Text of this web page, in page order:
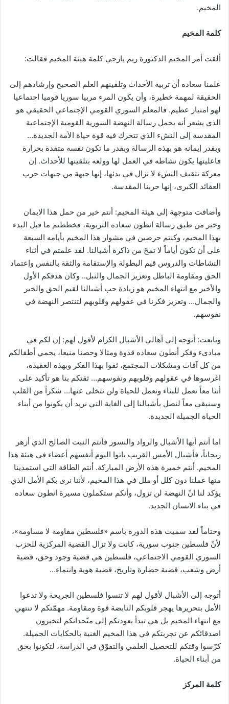
المخيم.
كلمة المخيم
ألقت أمر المخيم الدكتورة ريم يازجي كلمة هيئة المخيم فقالت:
علمنا سعاده أن تربية الأحداث وتلقينهم العلم الصحيح وإرشادهم إلى
الحقيقة لمهمة خطيرة، وأن يكون المرء مربيا سوريا قوميا اجتماعيا
لهو امتياز عظيم. فالمعلم السوري القومي الإجتماعي الحقيقي هو
الذي يشعر أنه يحمل رسالة النهضة السورية القومية الإجتماعية
المقدسة إلى النشء الذي تتحرك فيه قوة حياة الأمة الجديدة…
وبقدر إيمانه هو بهذه الرسالة وبقدر ما تكون نفسه متقدة بحرارة
فاعليتها يكون نشاطه في العمل لها وولعه بتلقينها للأحداث. إن
معركة تثقيف النشء لا تزال في بدئها، إنها جبهة من جبهات حرب
العقائد الكبرى، إنها حربنا المقدسة.
وأضافت متوجهة إلى هيئة المخيم: أنتم خير من حمل هذا الايمان
وخير من طبق رسالة انطون سعاده التربوية، فخططتم ما قبل البدء
بهذا المخيم، وكنتم حرصين في مشوار هذا المخيم بأيامه السبعة
على أن تكون أياماً لا تمحَ من ذاكرة أشبالنا. لقد علمتم في أثناء
النشاطات والدروس قيم البطولة والإستقامة والثقة بالنفس وإعتماد
الحق ومقاومة الباطل وتعزيز الجمال والنبل.. وكان هدفكم الأول
والأخير مع انتهاء المخيم هو زيادة حب أشبالنا لقيم الحق والخير
والجمال… وتعزيز فكرنا في عقولهم وقلوبهم لتنتصر النهضة في
نفوسهم.
وتابعت: أتوجه إلى أهالي الأشبال الكرام لأقول لهم: إن لكم في
مبادىء وفكر أنطون سعاده قدوة ومثالا وحصنا منيعا، يحمي أطفالكم
من كل آفات ومشكلات المجتمع، ثقوا بهذا الفكر وبهذه العقيدة،
اغرسوها في عقولهم وقلوبهم ونفوسهم… ثقتكم بنا هو تأكيد على
أننا معاً نعمل للبناء ونعمل للحياة ولن نتخلى عنها… شكراً من القلب
وسنبقى معاً لنصل بأشبالنا إلى الغاية التي نريد أن يكونوا من أبناء
الحياة الجميلة الجديدة.
اما أنتم أيها الأشبال والرواد والنسور فأنتم النبت الصالح الذي أزهر
ريحاناً، فأشبال الأمس القريب باتوا اليوم أنفسهم أعضاء في هيئة هذا
المخيم. أنتم خميرة هذه الأرض المباركة. أنتم الطاقة التي استمدينا
منها عملنا دون كلل أو ملل في هذا المخيم، لأننا نرى بكم الأمل الذي
يؤكد لنا انّ النهضة لن تزول، وأنكم ستكملون مسيرة انطون سعاده
في بناء الانسان الجديد.
وختاماً لقد سميت هذه الدورة باسم «فلسطين مقاومة لا مساومة»،
لأنّ فلسطين جنوب سورية، كانت ولا تزال القضية المركزية للحزب
السوري القومي الاجتماعي، فلسطين هي قضية وجود وحق، قضية
أرض وشعب، قضية حضارة وتاريخ، قضية هوية وانتماء…
أتوجه إلى الأشبال لأقول لهم لا تنسوا فلسطين الجريحة ولا تدعوا
الأمل بتحريرها يهجر قلوبكم النابضة قوة ومقاومة. مهمّتكم لا تنتهي
مع انتهاء المخيم بل هي تبدأ بعودتكم إلى متّحداتكم لتخبرون
اصدقائكم عن تجربتكم في هذا المخيم الغنية بالحكايات الجميلة.
كرّسوا وقتكم للتحصيل العلمي والتفوّق في الدراسة، لتكونوا بحق
من أبناء الحياة.
كلمة المركز